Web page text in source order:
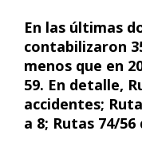
En las últimas
contabilizaron
menos que en
59. En detalle,
accidentes;
a 8; Rutas 74/56